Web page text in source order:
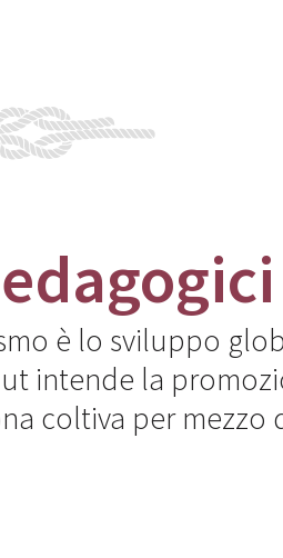
è lo sviluppo
intende la
coltiva per